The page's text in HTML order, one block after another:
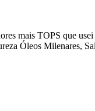
mais TOPS que
Óleos Milenares,